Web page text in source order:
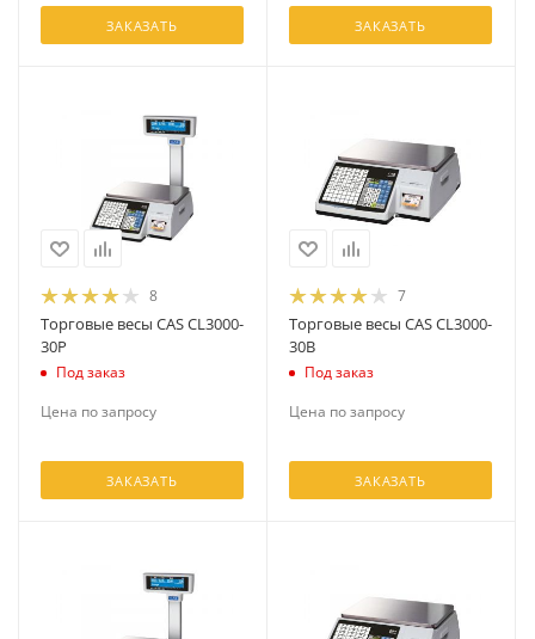
ЗАКАЗАТЬ ЗАКАЗАТЬ
8
Торговые весы CAS CL3000-
30P
Под заказ
Цена по запросу
ЗАКАЗАТЬ
7
Торговые весы CAS CL3000-
30B
Под заказ
Цена по запросу
ЗАКАЗАТЬ